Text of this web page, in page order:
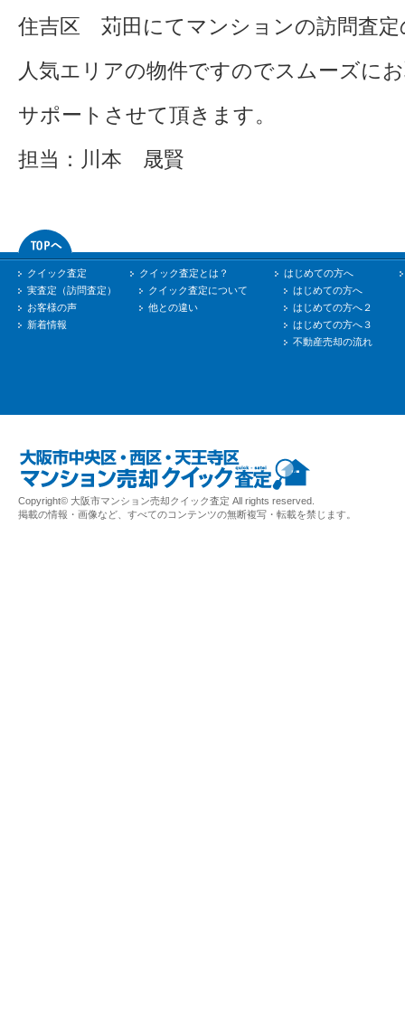
住吉区 苅田にてマンションの訪問査定
人気エリアの物件ですのでスムーズに
サポートさせて頂きます。
担当：川本 晟賢
クイック査定
実査定（訪問査定）
お客様の声
新着情報
クイック査定とは？
クイック査定について
他との違い
はじめての方へ
はじめての方へ
はじめての方へ２
はじめての方へ３
不動産売却の流れ
Copyright© 大阪市マンション売却クイック査定 All rights reserved.
掲載の情報・画像など、すべてのコンテンツの無断複写・転載を禁じます。